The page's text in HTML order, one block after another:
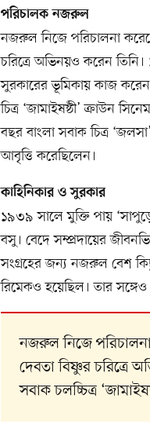
পরিচালক নজরুল
নজরুল নিজে পরিচালনা
চরিত্রে অভিনয়ও করেন
সুরকারের ভূমিকায় কাজ
চিত্র ‘জামাইষষ্ঠী’ ক্রাউন
বছর বাংলা সবাক চিত্র
আবৃত্তি করেছিলেন।
কাহিনিকার ও সুরকার
১৯৩৯ সালে মুক্তি পায়
বসু। বেদে সম্প্রদায়ের
সংগ্রহের জন্য নজরুল বেশ
রিমেকও হয়েছিল। তার
নজরুল নিজে পরিচালনা
দেবতা বিষ্ণুর
সবাক চলচ্চিত্র